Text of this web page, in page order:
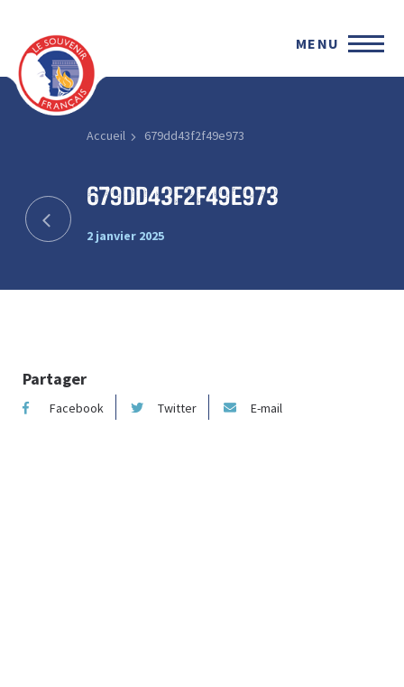
MENU
Accueil 679dd43f2f49e973
679dd43f2f49e973
2 janvier 2025
Partager
Facebook Twitter E-mail